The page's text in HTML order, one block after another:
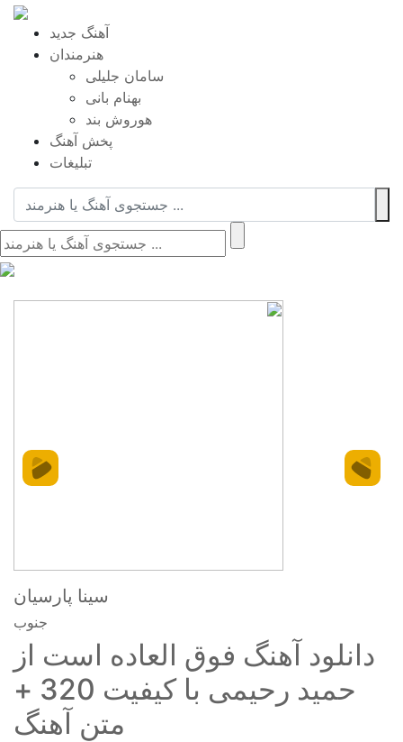
آهنگ جدید
هنرمندان
سامان جلیلی
بهنام بانی
هوروش بند
پخش آهنگ
تبلیغات
سینا پارسیان
جنوب
دانلود آهنگ فوق العاده است از
حمید رحیمی با کیفیت 320 +
متن آهنگ